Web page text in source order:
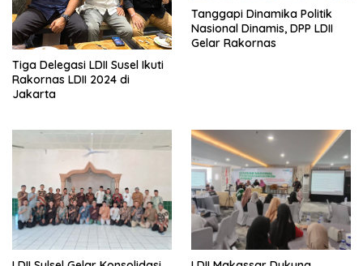
Tiga Delegasi LDII Susel Ikuti
Rakornas LDII 2024 di
Jakarta
Tanggapi Dinamika Politik
Nasional Dinamis, DPP LDII
Gelar Rakornas